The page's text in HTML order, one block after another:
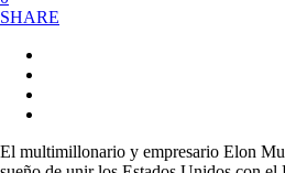
SHARE
El multimillonario y empresario Elon